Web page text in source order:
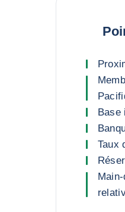
Base
Taux